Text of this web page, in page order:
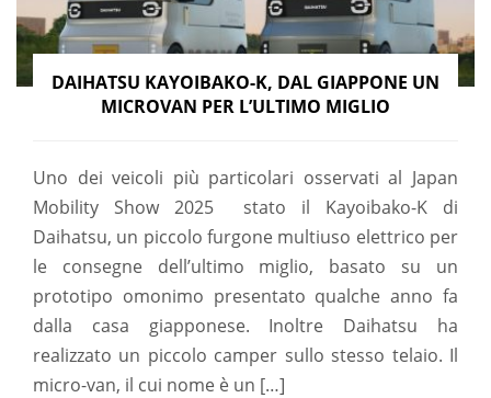
DAIHATSU KAYOIBAKO-K, DAL GIAPPONE UN
MICROVAN PER L’ULTIMO MIGLIO
Uno dei veicoli più particolari osservati al Japan
Mobility Show 2025 stato il Kayoibako-K di
Daihatsu, un piccolo furgone multiuso elettrico per
le consegne dell’ultimo miglio, basato su un
prototipo omonimo presentato qualche anno fa
dalla casa giapponese. Inoltre Daihatsu ha
realizzato un piccolo camper sullo stesso telaio. Il
micro-van, il cui nome è un […]